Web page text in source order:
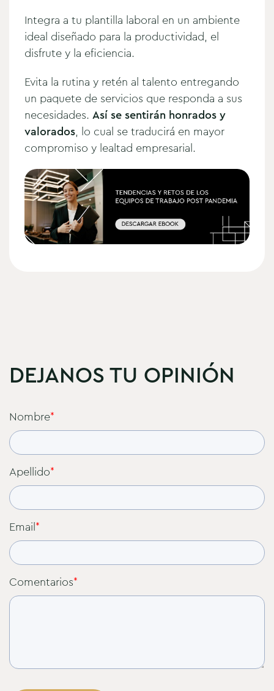
Integra a tu plantilla laboral en un ambiente
ideal diseñado para la productividad, el
disfrute y la eficiencia.
Evita la rutina y retén al talento entregando
un paquete de servicios que responda a sus
necesidades. Así se sentirán honrados y
valorados, lo cual se traducirá en mayor
compromiso y lealtad empresarial.
DEJANOS TU OPINIÓN
Nombre*
Apellido*
Email*
Comentarios*